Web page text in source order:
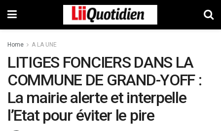
Home A LA UNE
LITIGES FONCIERS DANS LA
COMMUNE DE GRAND-YOFF :
La mairie alerte et interpelle
l’Etat pour éviter le pire